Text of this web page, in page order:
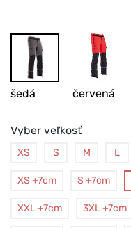
šedá červená
Vyber veľkosť
XS S M L
XS +7cm S +7cm
XXL +7cm 3XL +7cm